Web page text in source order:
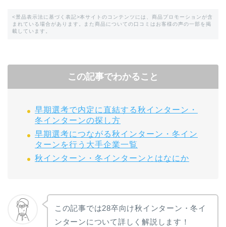
<景品表示法に基づく表記>本サイトのコンテンツには、商品プロモーションが含
まれている場合があります。また商品についての口コミはお客様の声の一部を掲
載しています。
この記事でわかること
早期選考で内定に直結する秋インターン・
冬インターンの探し方
早期選考につながる秋インターン・冬イン
ターンを行う大手企業一覧
秋インターン・冬インターンとはなにか
この記事では28卒向け秋インターン・冬イ
ンターンについて詳しく解説します！